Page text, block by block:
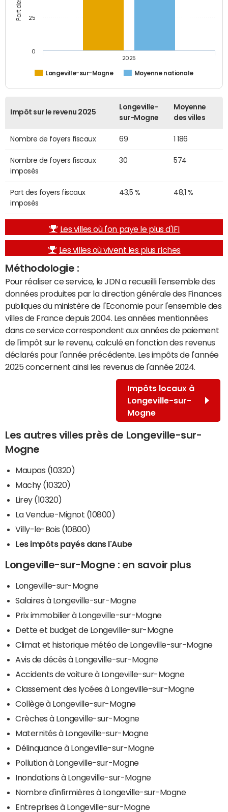
Longeville-sur-Mogne Moyenne nationale
2025
0
25
Impôt sur le revenu 2025
Longeville-
sur-Mogne
Moyenne
des villes
Nombre de foyers fiscaux 69 1 186
Nombre de foyers fiscaux
imposés
30 574
Part des foyers fiscaux
imposés
43,5 % 48,1 %
Les villes où l'on paye le plus d'IFI
Les villes où vivent les plus riches
Méthodologie :
Pour réaliser ce service, le JDN a recueilli l'ensemble des
données produites par la direction générale des Finances
publiques du ministère de l'Economie pour l'ensemble des
villes de France depuis 2004. Les années mentionnées
dans ce service correspondent aux années de paiement
de l'impôt sur le revenu, calculé en fonction des revenus
déclarés pour l'année précédente. Les impôts de l'année
2025 concernent ainsi les revenus de l'année 2024.
Impôts locaux à
Longeville-sur-
Mogne
Les autres villes près de Longeville-sur-
Mogne
Maupas (10320)
Machy (10320)
Lirey (10320)
La Vendue-Mignot (10800)
Villy-le-Bois (10800)
Les impôts payés dans l'Aube
Longeville-sur-Mogne : en savoir plus
Longeville-sur-Mogne
Salaires à Longeville-sur-Mogne
Prix immobilier à Longeville-sur-Mogne
Dette et budget de Longeville-sur-Mogne
Climat et historique météo de Longeville-sur-Mogne
Avis de décès à Longeville-sur-Mogne
Accidents de voiture à Longeville-sur-Mogne
Classement des lycées à Longeville-sur-Mogne
Collège à Longeville-sur-Mogne
Crèches à Longeville-sur-Mogne
Maternités à Longeville-sur-Mogne
Délinquance à Longeville-sur-Mogne
Pollution à Longeville-sur-Mogne
Inondations à Longeville-sur-Mogne
Nombre d'infirmières à Longeville-sur-Mogne
Entreprises à Longeville-sur-Mogne